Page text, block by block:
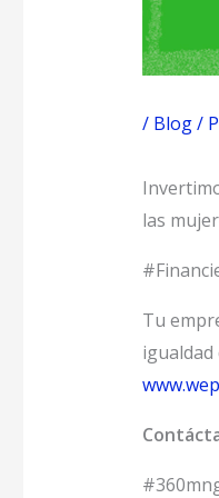
/ Blog/
las
Tu